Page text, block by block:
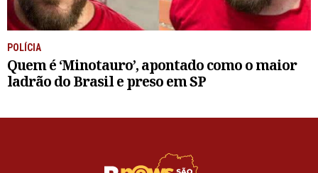
POLÍCIA
Quem é ‘Minotauro’, apontado como o maior
ladrão do Brasil e preso em SP